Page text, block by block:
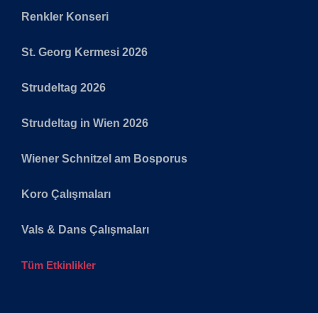
Renkler Konseri
St. Georg Kermesi 2026
Strudeltag 2026
Strudeltag in Wien 2026
Wiener Schnitzel am Bosporus
Koro Çalışmaları
Vals & Dans Çalışmaları
Tüm Etkinlikler